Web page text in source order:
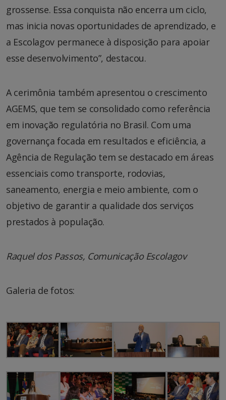
grossense. Essa conquista não encerra um ciclo,
mas inicia novas oportunidades de aprendizado, e
a Escolagov permanece à disposição para apoiar
esse desenvolvimento”, destacou.
A cerimônia também apresentou o crescimento
AGEMS, que tem se consolidado como referência
em inovação regulatória no Brasil. Com uma
governança focada em resultados e eficiência, a
Agência de Regulação tem se destacado em áreas
essenciais como transporte, rodovias,
saneamento, energia e meio ambiente, com o
objetivo de garantir a qualidade dos serviços
prestados à população.
Raquel dos Passos, Comunicação Escolagov
Galeria de fotos: